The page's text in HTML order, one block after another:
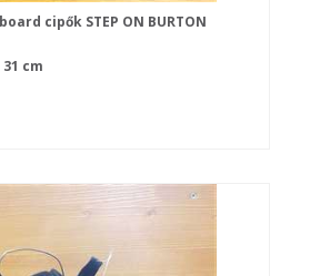
cipők STEP ON BURTON
cm